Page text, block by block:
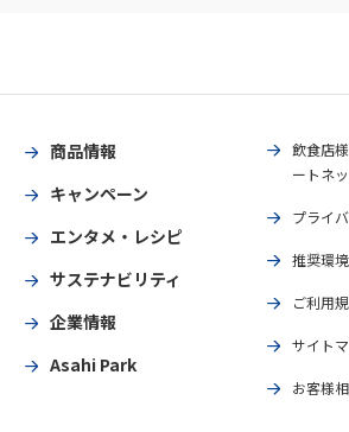
商品情報
キャンペーン
エンタメ・レシピ
サステナビリティ
企業情報
Asahi Park
飲食店
ートネッ
プライ
推奨環境
ご利用
サイト
お客様